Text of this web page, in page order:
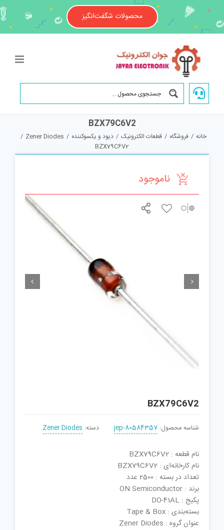
content
محصولات شگفت‌انگیز
BZX79C6V2
خانه / فروشگاه / قطعات الکترونیک / دیود و یکسوکننده /
Zener Diodes
/
BZX79C6V2
ناموجود
 
BZX79C6V2
شناسه محصول: jep-80584357 دسته: Zener Diodes
نام قطعه : BZX79C6V2
نام کارخانه‌ای : BZX79C6V2
تعداد در بسته : 2500 عدد
برند : ON Semiconductor
پکیج : DO-41AL
بسته‌بندی : Tape & Box
عنوان گروه : Zener Diodes